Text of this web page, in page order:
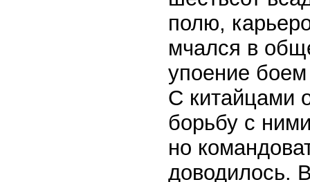
полю,
мчался в
упоение
С китайцами
борьбу с
но
доводилось.